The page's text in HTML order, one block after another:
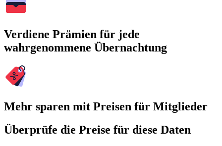
Verdiene Prämien für jede
wahrgenommene Übernachtung
Mehr sparen mit Preisen für Mitglieder
Überprüfe die Preise für diese Daten